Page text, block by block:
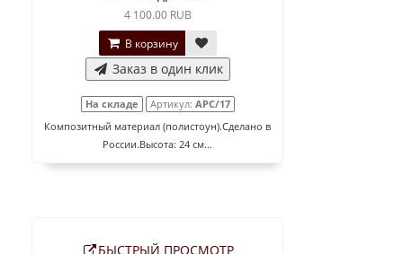
4 100.00 RUB
В корзину
Заказ в один клик
На складе Артикул: АРС/17
Композитный материал (полистоун).Сделано в
России.Высота: 24 см...
БЫСТРЫЙ ПРОСМОТР